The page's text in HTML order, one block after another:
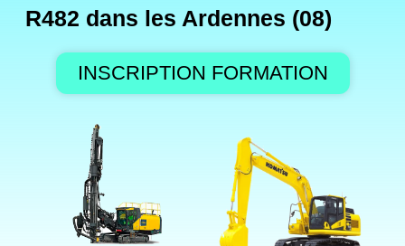
R482 dans les Ardennes (08)
INSCRIPTION FORMATION